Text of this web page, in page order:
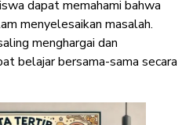
dapat memahami bahwa
menyelesaikan masalah.
menghargai dan
belajar bersama-sama secara